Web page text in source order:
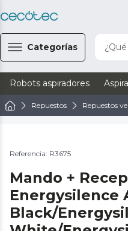
Categorías
Robots aspiradores
Repuestos Repuestos
Referencia: R3675
Mando +
Energysilence
Black/